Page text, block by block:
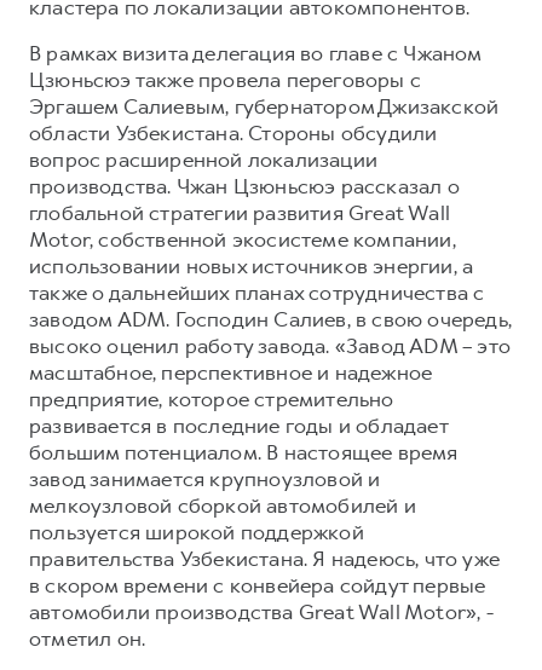
кластера по локализации автокомпонентов.
В рамках визита делегация во главе с Чжаном
Цзюньсюэ также провела переговоры с
Эргашем Салиевым, губернатором Джизакской
области Узбекистана. Стороны обсудили
вопрос расширенной локализации
производства. Чжан Цзюньсюэ рассказал о
глобальной стратегии развития Great Wall
Motor, собственной экосистеме компании,
использовании новых источников энергии, а
также о дальнейших планах сотрудничества с
заводом ADM. Господин Салиев, в свою очередь,
высоко оценил работу завода. «Завод ADM – это
масштабное, перспективное и надежное
предприятие, которое стремительно
развивается в последние годы и обладает
большим потенциалом. В настоящее время
завод занимается крупноузловой и
мелкоузловой сборкой автомобилей и
пользуется широкой поддержкой
правительства Узбекистана. Я надеюсь, что уже
в скором времени с конвейера сойдут первые
автомобили производства Great Wall Motor», -
отметил он.